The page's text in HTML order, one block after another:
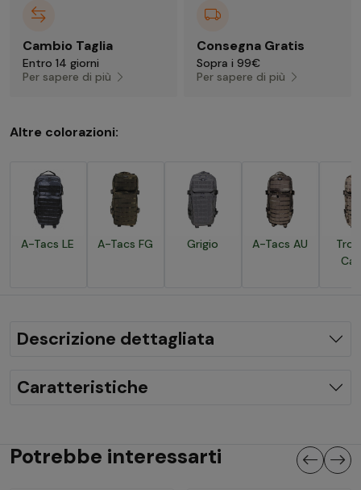
Cambio Taglia
Entro 14 giorni
Per sapere di più
Consegna Gratis
Sopra i 99€
Per sapere di più
Altre colorazioni:
A-Tacs LE A-Tacs FG Grigio A-Tacs AU
Descrizione dettagliata
Caratteristiche
Potrebbe interessarti